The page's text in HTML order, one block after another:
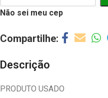
Não sei meu cep
Descrição
PRODUTO USADO